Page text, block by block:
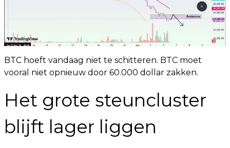
BTC hoeft vandaag niet te schitteren. BTC moet
vooral niet opnieuw door 60.000 dollar zakken.
Het grote steuncluster
blijft lager liggen